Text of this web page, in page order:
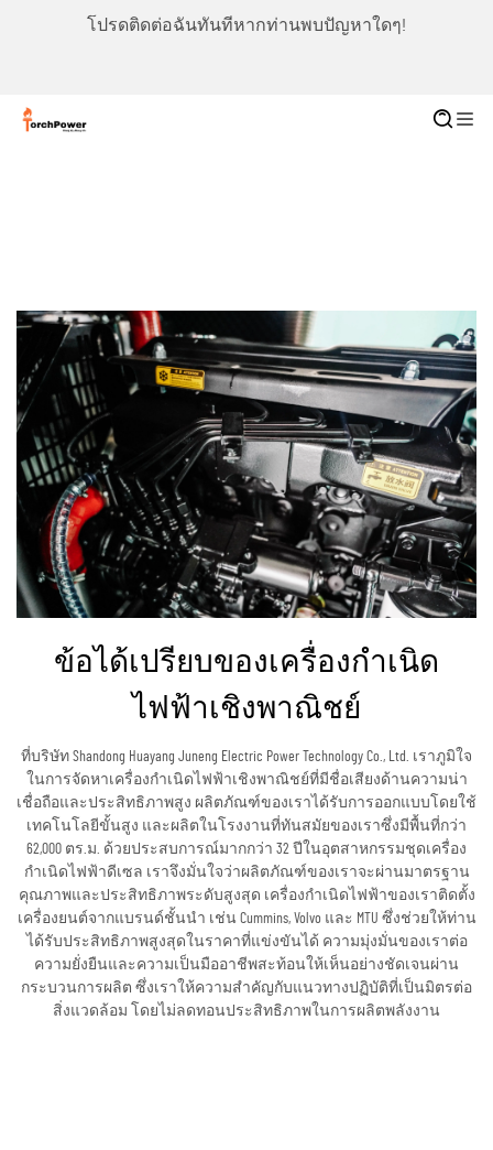
โปรดติดต่อฉันทันทีหากท่านพบปัญหาใดๆ!
ข้อได้เปรียบของเครื่องกำเนิด
ไฟฟ้าเชิงพาณิชย์
ที่บริษัท Shandong Huayang Juneng Electric Power Technology Co., Ltd. เราภูมิใจ
ในการจัดหาเครื่องกำเนิดไฟฟ้าเชิงพาณิชย์ที่มีชื่อเสียงด้านความน่า
เชื่อถือและประสิทธิภาพสูง ผลิตภัณฑ์ของเราได้รับการออกแบบโดยใช้
เทคโนโลยีขั้นสูง และผลิตในโรงงานที่ทันสมัยของเราซึ่งมีพื้นที่กว่า
62,000 ตร.ม. ด้วยประสบการณ์มากกว่า 32 ปีในอุตสาหกรรมชุดเครื่อง
กำเนิดไฟฟ้าดีเซล เราจึงมั่นใจว่าผลิตภัณฑ์ของเราจะผ่านมาตรฐาน
คุณภาพและประสิทธิภาพระดับสูงสุด เครื่องกำเนิดไฟฟ้าของเราติดตั้ง
เครื่องยนต์จากแบรนด์ชั้นนำ เช่น Cummins, Volvo และ MTU ซึ่งช่วยให้ท่าน
ได้รับประสิทธิภาพสูงสุดในราคาที่แข่งขันได้ ความมุ่งมั่นของเราต่อ
ความยั่งยืนและความเป็นมืออาชีพสะท้อนให้เห็นอย่างชัดเจนผ่าน
กระบวนการผลิต ซึ่งเราให้ความสำคัญกับแนวทางปฏิบัติที่เป็นมิตรต่อ
สิ่งแวดล้อม โดยไม่ลดทอนประสิทธิภาพในการผลิตพลังงาน